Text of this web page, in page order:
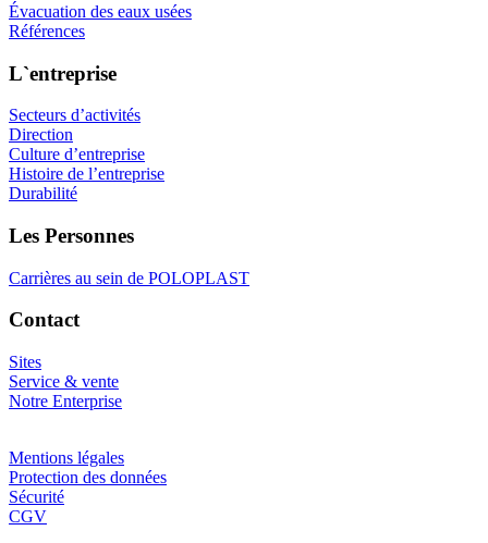
Évacuation des eaux usées
Références
L`entreprise
Secteurs d’activités
Direction
Culture d’entreprise
Histoire de l’entreprise
Durabilité
Les Personnes
Carrières au sein de POLOPLAST
Contact
Sites
Service & vente
Notre Enterprise
Mentions légales
Protection des données
Sécurité
CGV